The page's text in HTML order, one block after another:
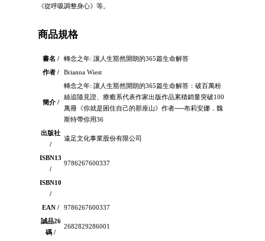
《從呼吸調整身心》等。
商品規格
書名 /
轉念之年: 讓人生豁然開朗的365篇生命解答
作者 /
Brianna Wiest
簡介 /
轉念之年: 讓人生豁然開朗的365篇生命解答：破百萬粉
絲追隨見證、療癒系代表作家出版作品累積銷量突破100
萬冊《你就是困住自己的那座山》作者──布莉安娜．魏
斯特帶你用36
出版社
/
遠足文化事業股份有限公司
ISBN13
/
9786267600337
ISBN10
/
EAN /
9786267600337
誠品26
碼 /
2682829286001